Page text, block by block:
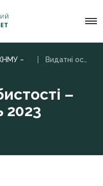
ХНМУ –
–
2023